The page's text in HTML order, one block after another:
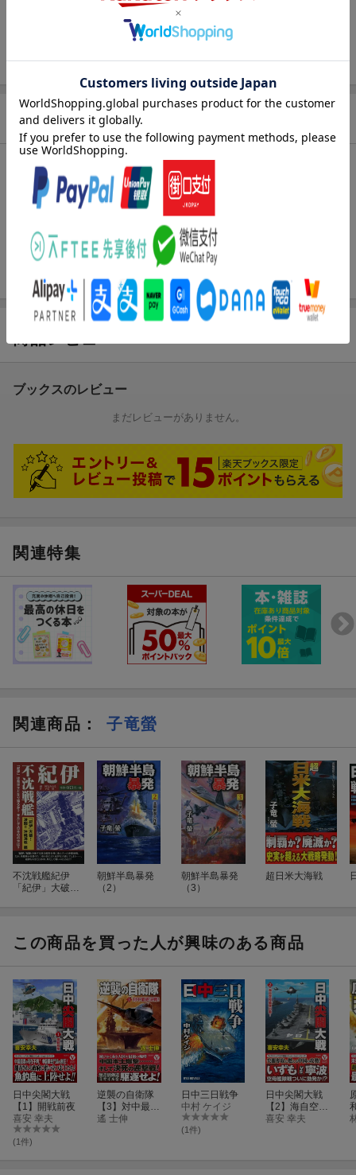
221p
商品説明
内容紹介（「BOOK」データベースより）
昭和２０年７月、世界最大最強の戦力をもって、米軍の沖縄進攻
最終作戦が開始された。作戦最大の障害、２隻のモンスター「紀
伊」「尾張」に仕掛けられる幾重もの罠！後がない日本軍に勝機
はあるのか！？…そして、大鑑巨砲対航空主兵の戦いが迎える
ブックスのレビュー
まだレビューがありません。
関連特集
関連商品 ： 子竜螢
不沈戦艦紀伊
「紀伊」大破！
朝鮮半島暴発
（2）
朝鮮半島暴発
（3）
超日米大海戦
この商品を買った人が興味のある商品
日中尖閣大戦
【1】開戦前夜
喜安 幸夫
(1件)
逆襲の自衛隊
【3】対中最終
決戦！
遙 士伸
日中三日戦争
中村 ケイジ
(1件)
日中尖閣大戦
【2】海自空母
艦隊出動！
喜安 幸夫